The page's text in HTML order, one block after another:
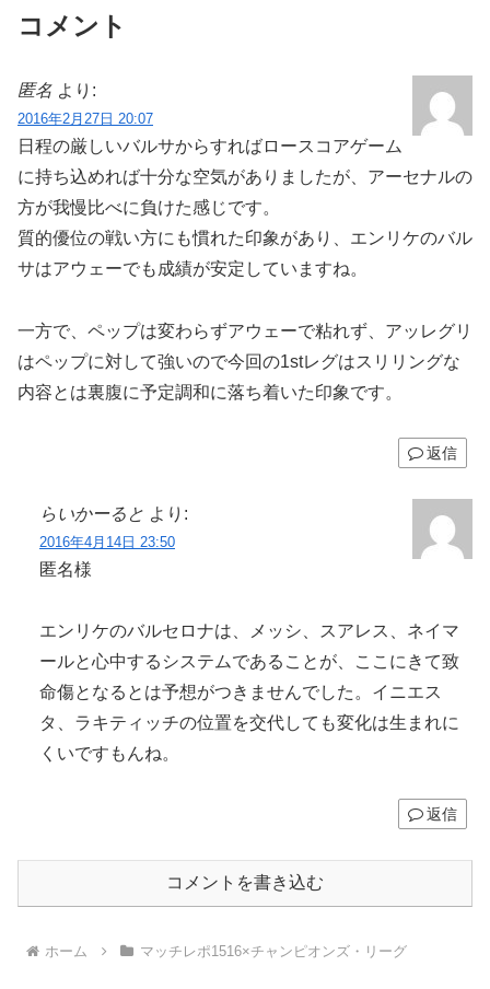
コメント
匿名 より:
2016年2月27日 20:07
日程の厳しいバルサからすればロースコアゲーム
に持ち込めれば十分な空気がありましたが、アーセナルの
方が我慢比べに負けた感じです。
質的優位の戦い方にも慣れた印象があり、エンリケのバル
サはアウェーでも成績が安定していますね。
一方で、ペップは変わらずアウェーで粘れず、アッレグリ
はペップに対して強いので今回の1stレグはスリリングな
内容とは裏腹に予定調和に落ち着いた印象です。
返信
らいかーると より:
2016年4月14日 23:50
匿名様
エンリケのバルセロナは、メッシ、スアレス、ネイマ
ールと心中するシステムであることが、ここにきて致
命傷となるとは予想がつきませんでした。イニエス
タ、ラキティッチの位置を交代しても変化は生まれに
くいですもんね。
返信
コメントを書き込む
ホーム マッチレポ1516×チャンピオンズ・リーグ